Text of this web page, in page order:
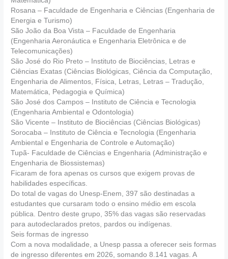
Rosana – Faculdade de Engenharia e Ciências (Engenharia de
Energia e Turismo)
São João da Boa Vista – Faculdade de Engenharia
(Engenharia Aeronáutica e Engenharia Eletrônica e de
Telecomunicações)
São José do Rio Preto – Instituto de Biociências, Letras e
Ciências Exatas (Ciências Biológicas, Ciência da Computação,
Engenharia de Alimentos, Física, Letras, Letras – Tradução,
Matemática, Pedagogia e Química)
São José dos Campos – Instituto de Ciência e Tecnologia
(Engenharia Ambiental e Odontologia)
São Vicente – Instituto de Biociências (Ciências Biológicas)
Sorocaba – Instituto de Ciência e Tecnologia (Engenharia
Ambiental e Engenharia de Controle e Automação)
Tupã- Faculdade de Ciências e Engenharia (Administração e
Engenharia de Biossistemas)
Ficaram de fora apenas os cursos que exigem provas de
habilidades específicas.
Do total de vagas do Unesp-Enem, 397 são destinadas a
estudantes que cursaram todo o ensino médio em escola
pública. Dentro deste grupo, 35% das vagas são reservadas
para autodeclarados pretos, pardos ou indígenas.
Seis formas de ingresso
Com a nova modalidade, a Unesp passa a oferecer seis formas
de ingresso diferentes em 2026, somando 8.141 vagas. A